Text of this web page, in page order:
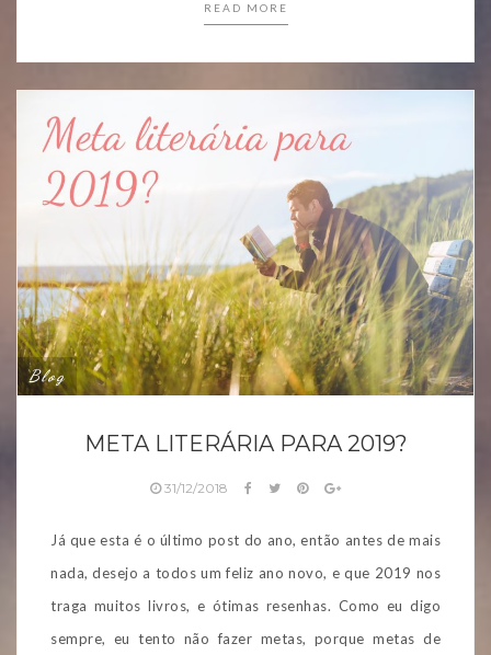
READ MORE
Blog
META LITERÁRIA PARA 2019?
31/12/2018
Já que esta é o último post do ano, então antes de mais
nada, desejo a todos um feliz ano novo, e que 2019 nos
traga muitos livros, e ótimas resenhas. Como eu digo
sempre, eu tento não fazer metas, porque metas de